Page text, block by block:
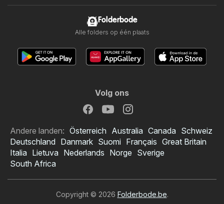
Folderbode
Alle folders op één plaats
Volg ons
Andere landen: Österreich Australia Canada Schweiz
Deutschland Danmark Suomi Français Great Britain
Italia Lietuva Nederlands Norge Sverige
South Africa
Copyright © 2026 Folderbode.be.